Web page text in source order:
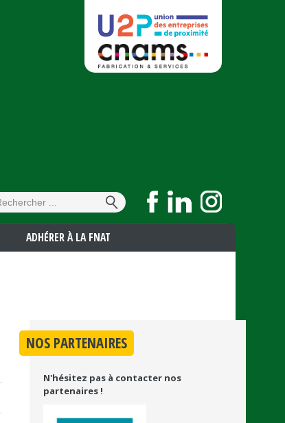
Formulaire de
recherche
ADHÉRER À LA FNAT
NOS PARTENAIRES
N'hésitez pas à contacter nos
partenaires !